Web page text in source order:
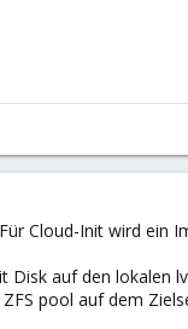
Cloud-Init wird
auf den lokalen
pool auf dem